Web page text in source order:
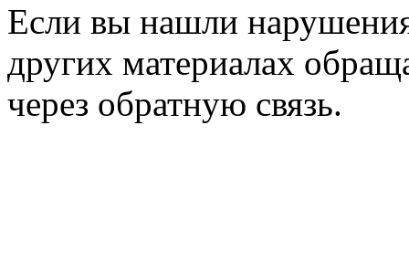
Если вы нашли
других материалах
через обратную связь.